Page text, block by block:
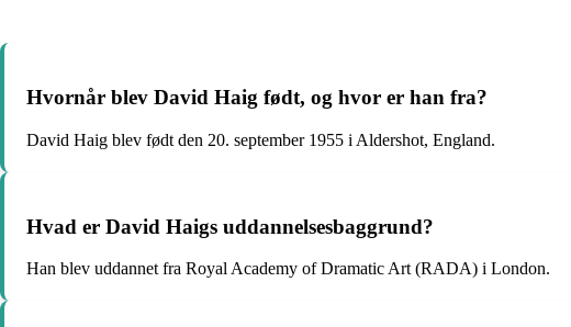
Hvornår blev David Haig født, og hvor er han fra?
David Haig blev født den 20. september 1955 i Aldershot, England.
Hvad er David Haigs uddannelsesbaggrund?
Han blev uddannet fra Royal Academy of Dramatic Art (RADA) i London.